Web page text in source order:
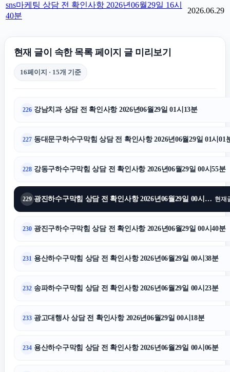
sns마케팅 상담 전 확인사항 2026년06월29일 16시
40분
2026.06.29
현재 글이 속한 목록 페이지 글 미리보기
16페이지 · 15개 기준
226 강남치과 상담 전 확인사항 2026년06월29일 01시13분
227 동대문구하수구막힘 상담 전 확인사항 2026년06월29일 01시01
228 강동구하수구막힘 상담 전 확인사항 2026년06월29일 00시55분
229 광진하수구막힘 상담 전 확인사항 2026년06월29일 00시50분 현재
230 광진구하수구막힘 상담 전 확인사항 2026년06월29일 00시40분
231 용산하수구막힘 상담 전 확인사항 2026년06월29일 00시38분
232 송파하수구막힘 상담 전 확인사항 2026년06월29일 00시23분
233 광고대행사 상담 전 확인사항 2026년06월29일 00시18분
234 용산하수구막힘 상담 전 확인사항 2026년06월29일 00시06분